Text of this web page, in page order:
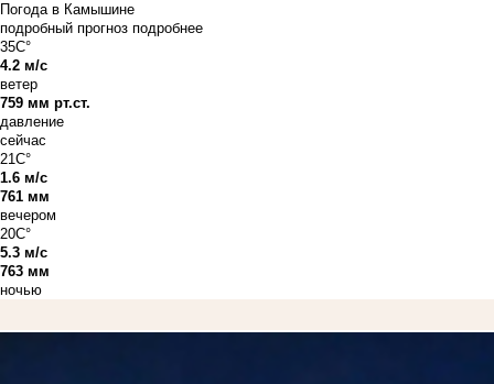
Погода в Камышине
подробный прогноз подробнее
35C°
4.2 м/с
ветер
759 мм рт.ст.
давление
сейчас
21C°
1.6 м/с
761 мм
вечером
20C°
5.3 м/с
763 мм
ночью